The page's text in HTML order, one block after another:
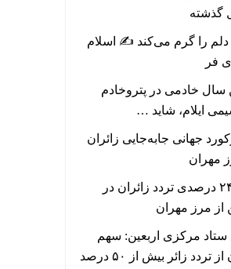
گذشته
دلم را گرم می‌کند ✍️ اسلام
فر
سال خادمی در پتروخادم
ایلام، شاید …
جهانی جابه‌جایی زائران
مهران
رشد ۲۴ درصدی تردد زائران در
از مرز مهران
مرکزی اربعین: سهم
مهران از تردد زائر بیش از ۵۰ درصد